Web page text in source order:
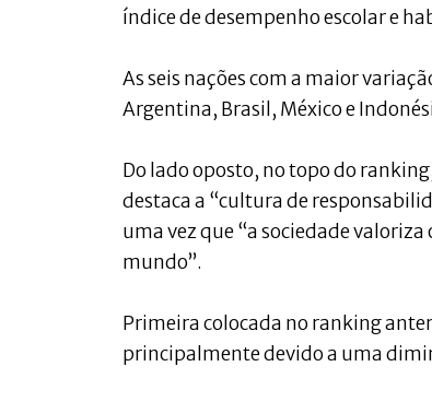
índice de desempenho escolar e
As seis nações com a maior
Argentina, Brasil, México e
Do lado oposto, no topo do
destaca a “cultura de
uma vez que “a sociedade
mundo”.
Primeira colocada no ranking
principalmente devido a uma